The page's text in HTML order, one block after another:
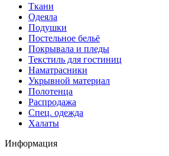
Ткани
Одеяла
Подушки
Постельное бельё
Покрывала и пледы
Текстиль для гостиниц
Наматрасники
Укрывной материал
Полотенца
Распродажа
Спец. одежда
Халаты
Информация